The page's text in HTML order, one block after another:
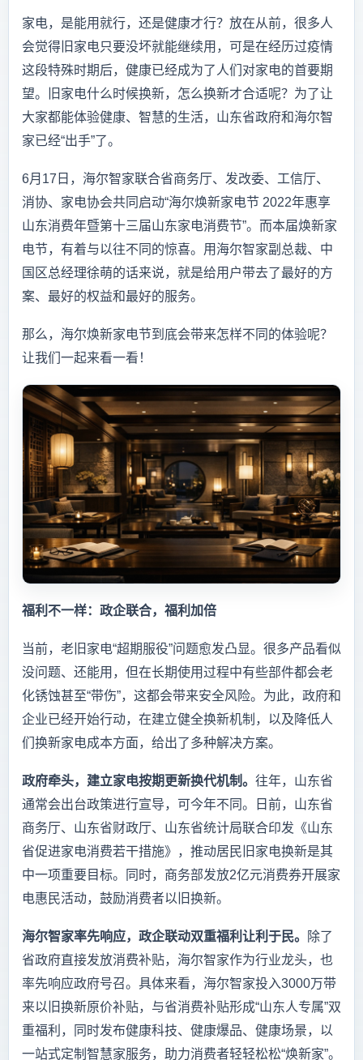
家电，是能用就行，还是健康才行？放在从前，很多人
会觉得旧家电只要没坏就能继续用，可是在经历过疫情
这段特殊时期后，健康已经成为了人们对家电的首要期
望。旧家电什么时候换新，怎么换新才合适呢？为了让
大家都能体验健康、智慧的生活，山东省政府和海尔智
家已经“出手”了。
6月17日，海尔智家联合省商务厅、发改委、工信厅、
消协、家电协会共同启动“海尔焕新家电节 2022年惠享
山东消费年暨第十三届山东家电消费节”。而本届焕新家
电节，有着与以往不同的惊喜。用海尔智家副总裁、中
国区总经理徐萌的话来说，就是给用户带去了最好的方
案、最好的权益和最好的服务。
那么，海尔焕新家电节到底会带来怎样不同的体验呢？
让我们一起来看一看！
福利不一样：政企联合，福利加倍
当前，老旧家电“超期服役”问题愈发凸显。很多产品看似
没问题、还能用，但在长期使用过程中有些部件都会老
化锈蚀甚至“带伤”，这都会带来安全风险。为此，政府和
企业已经开始行动，在建立健全换新机制，以及降低人
们换新家电成本方面，给出了多种解决方案。
政府牵头，建立家电按期更新换代机制。 往年，山东省
通常会出台政策进行宣导，可今年不同。日前，山东省
商务厅、山东省财政厅、山东省统计局联合印发《山东
省促进家电消费若干措施》，推动居民旧家电换新是其
中一项重要目标。同时，商务部发放2亿元消费券开展家
电惠民活动，鼓励消费者以旧换新。
海尔智家率先响应，政企联动双重福利让利于民。
除了
省政府直接发放消费补贴，海尔智家作为行业龙头，也
率先响应政府号召。具体来看，海尔智家投入3000万带
来以旧换新原价补贴，与省消费补贴形成“山东人专属”双
重福利，同时发布健康科技、健康爆品、健康场景，以
一站式定制智慧家服务，助力消费者轻轻松松“焕新家”。